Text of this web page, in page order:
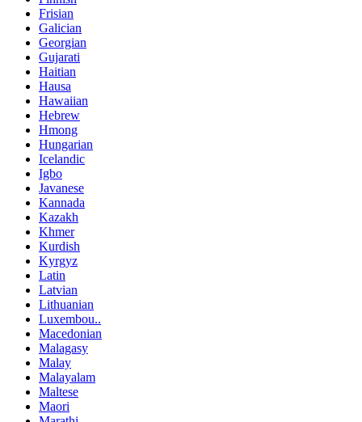
Frisian
Galician
Georgian
Gujarati
Haitian
Hausa
Hawaiian
Hebrew
Hmong
Hungarian
Icelandic
Igbo
Javanese
Kannada
Kazakh
Khmer
Kurdish
Kyrgyz
Latin
Latvian
Lithuanian
Luxembou..
Macedonian
Malagasy
Malay
Malayalam
Maltese
Maori